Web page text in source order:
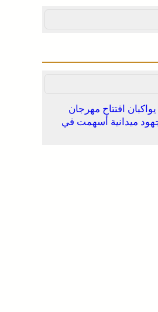
افتتاح مهرجان
.. جهود ميدانية أسهمت في